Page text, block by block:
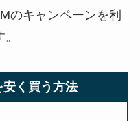
のキャンペーンを利
く買う方法